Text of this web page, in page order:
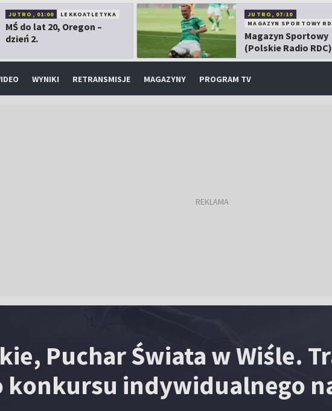
JUTRO, 01:00 LEKKOATLETYKA
MŚ do lat 20, Oregon –
dzień 2.
JUTRO, 07:10
MAGAZYN SPORTOWY
Magazyn Sportowy
(Polskie Radio RDC)
WYNIKI RETRANSMISJE MAGAZYNY PROGRAM TV
Puchar Świata w Wiśle.
indywidualnego